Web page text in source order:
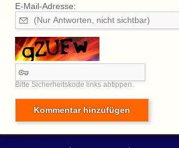
E-Mail-Adresse:
Bitte Sicherheitskode links abtippen.